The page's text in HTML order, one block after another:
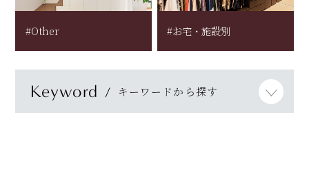
#Other #お宅・施設別
Keyword キーワードから探す